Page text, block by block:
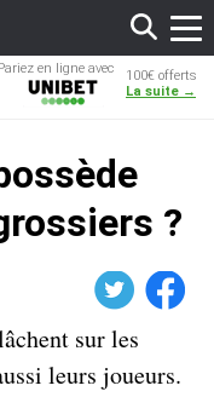
une
Dwane Casey
bientôt coach
en ligne avec
100€ offerts
La suite →
?
Facebook
sur les
leurs joueurs.